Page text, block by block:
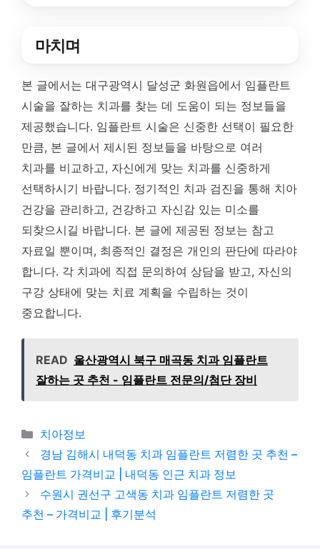
마치며
본 글에서는 대구광역시 달성군 화원읍에서 임플란트
시술을 잘하는 치과를 찾는 데 도움이 되는 정보들을
제공했습니다. 임플란트 시술은 신중한 선택이 필요한
만큼, 본 글에서 제시된 정보들을 바탕으로 여러
치과를 비교하고, 자신에게 맞는 치과를 신중하게
선택하시기 바랍니다. 정기적인 치과 검진을 통해 치아
건강을 관리하고, 건강하고 자신감 있는 미소를
되찾으시길 바랍니다. 본 글에 제공된 정보는 참고
자료일 뿐이며, 최종적인 결정은 개인의 판단에 따라야
합니다. 각 치과에 직접 문의하여 상담을 받고, 자신의
구강 상태에 맞는 치료 계획을 수립하는 것이
중요합니다.
READ 울산광역시 북구 매곡동 치과 임플란트
잘하는 곳 추천 - 임플란트 전문의/첨단 장비
카테고리
치아정보
경남 김해시 내덕동 치과 임플란트 저렴한 곳 추천 –
임플란트 가격비교 | 내덕동 인근 치과 정보
수원시 권선구 고색동 치과 임플란트 저렴한 곳
추천 – 가격비교 | 후기분석